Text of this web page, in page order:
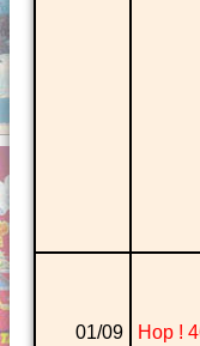
01/09 Hop !